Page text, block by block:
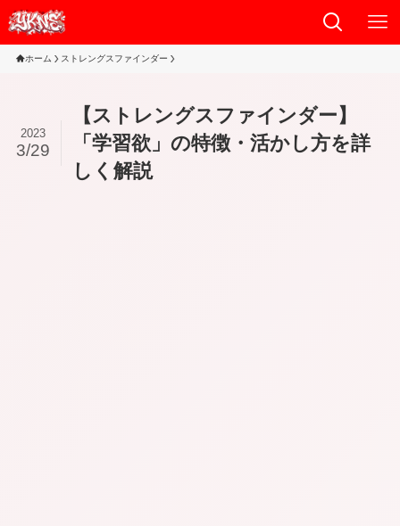
ホーム ストレングスファインダー
【ストレングスファインダー】
「学習欲」の特徴・活かし方を詳
しく解説
2023
3/29